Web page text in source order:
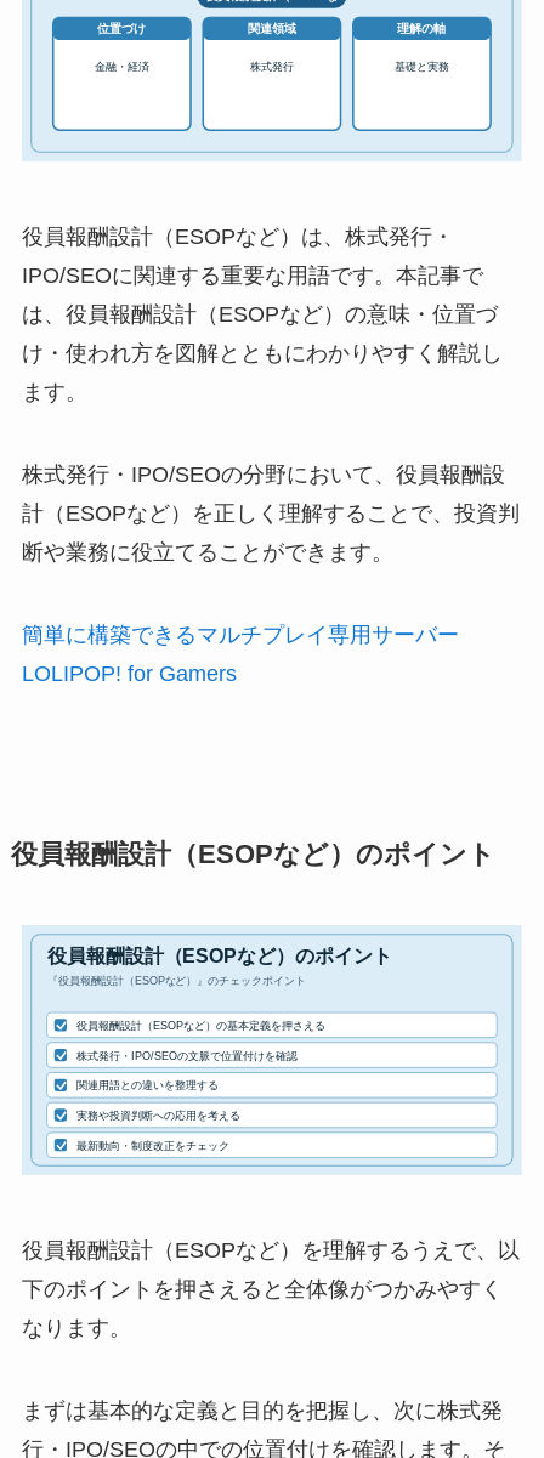
役員報酬設計（ESOPなど）は、株式発行・
IPO/SEOに関連する重要な用語です。本記事で
は、役員報酬設計（ESOPなど）の意味・位置づ
け・使われ方を図解とともにわかりやすく解説し
ます。
株式発行・IPO/SEOの分野において、役員報酬設
計（ESOPなど）を正しく理解することで、投資判
断や業務に役立てることができます。
簡単に構築できるマルチプレイ専用サーバー
LOLIPOP! for Gamers
役員報酬設計（ESOPなど）のポイント
役員報酬設計（ESOPなど）を理解するうえで、以
下のポイントを押さえると全体像がつかみやすく
なります。
まずは基本的な定義と目的を把握し、次に株式発
行・IPO/SEOの中での位置付けを確認します。そ